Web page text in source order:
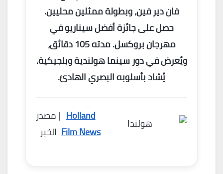
فان دير فين، وبطولة ممثلين محليين.
حصل على جائزة أفضل سيناريو في
مهرجان بروكسل. مدته 105 دقائق،
ويُعرض في دور سينما هولندية وبلجيكية.
يُشاد بأسلوبه البصري الهادئ.
Holland
Film News
| مصدر
الخبر